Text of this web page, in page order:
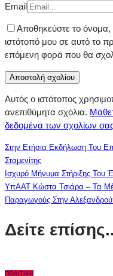
Email
Αποθηκεύστε το όνομα,
ιστότοπό μου σε αυτό το
επόμενη φορά που θα
Αυτός ο ιστότοπος
ανεπιθύμητα σχόλια.
δεδομένα των σχολίων
Στην Ετήσια Εκδήλωση Του
Σταμενίτης
Ισχυρό Μήνυμα Στήριξης
ΥπΑΑΤ Κώστα Τσιάρα – Τα
Παραγωγούς Στην
Δείτε
ΠΟΛΙΤΙΚΉ